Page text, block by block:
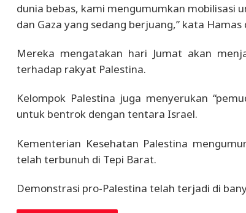
dunia bebas, kami mengumumkan mobilisasi
dan Gaza yang sedang berjuang,” kata
Mereka mengatakan hari Jumat akan
terhadap rakyat Palestina.
Kelompok Palestina juga menyerukan
untuk bentrok dengan tentara Israel.
Kementerian Kesehatan Palestina
telah terbunuh di Tepi Barat.
Demonstrasi pro-Palestina telah terjadi di